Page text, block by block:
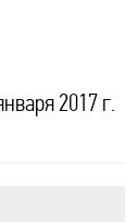
2017 г.